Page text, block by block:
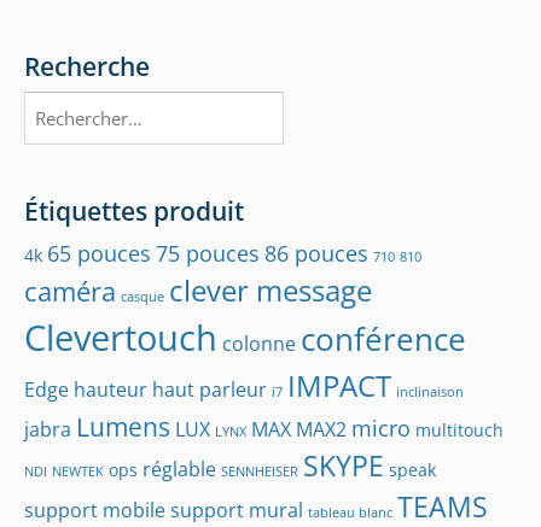
Recherche
Étiquettes produit
4k 65 pouces 75 pouces 86 pouces 710 810
caméra casque clever message
Clevertouch colonne conférence
Edge hauteur haut parleur i7 IMPACT inclinaison
jabra Lumens LUX LYNX MAX MAX2 micro multitouch
NDI NEWTEK ops réglable SENNHEISER SKYPE speak
support mobilesupport mural tableau blanc TEAMS